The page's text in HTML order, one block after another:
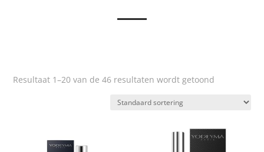
Resultaat 1–20 van de 46 resultaten wordt getoond